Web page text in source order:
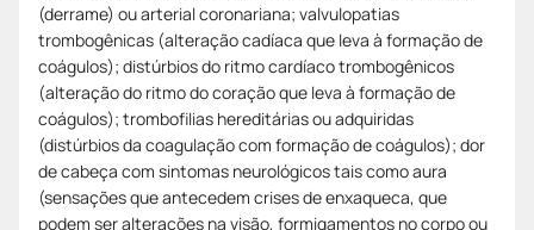
(derrame) ou arterial coronariana; valvulopatias
trombogênicas (alteração cadíaca que leva à formação de
coágulos); distúrbios do ritmo cardíaco trombogênicos
(alteração do ritmo do coração que leva à formação de
coágulos); trombofilias hereditárias ou adquiridas
(distúrbios da coagulação com formação de coágulos); dor
de cabeça com sintomas neurológicos tais como aura
(sensações que antecedem crises de enxaqueca, que
podem ser alterações na visão, formigamentos no corpo ou